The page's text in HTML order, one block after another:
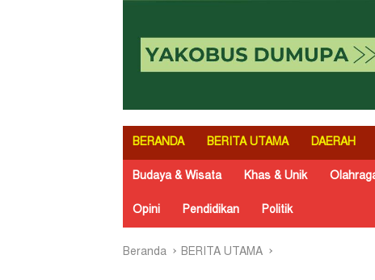
BERANDA BERITA UTAMA DAERAH
Budaya & Wisata Khas & Unik
Opini Pendidikan Politik
Beranda BERITA UTAMA